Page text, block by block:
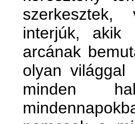
interjúk, akik
arcának
olyan világgal
minden